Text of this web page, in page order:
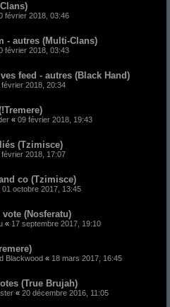
février 2018, 03:46
- autres (Multi-Clans)
février 2018, 03:43
feed - autres (Black Hand)
février 2018, 20:34
« 09 février 2018, 19:43
(Tzimisce)
février 2018, 17:07
co (Tzimisce)
01 octobre 2017, 13:45
(Nosferatu)
« 17 septembre 2017, 19:10
Blackwood « 18 mars 2017, 16:45
(True Brujah)
« 20 décembre 2016, 11:05